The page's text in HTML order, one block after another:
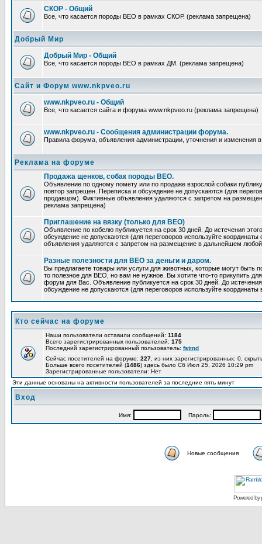
СКОР - Общий
Все, что касается породы ВЕО в рамках СКОР. (реклама запрещена)
Добрый Мир
Добрый Мир - Общий
Все, что касается породы ВЕО в рамках ДМ. (реклама запрещена)
Сайт и Форум www.nkpveo.ru
www.nkpveo.ru - Общий
Все, что касается сайта и форума www.nkpveo.ru (реклама запрещена)
www.nkpveo.ru - Сообщения администрации форума.
Правила форума, объявления администрации, уточнения и изменения
Реклама на форуме
Продажа щенков, собак породы ВЕО.
Объявление по одному помету или по продаже взрослой собаки
повтор запрещен. Переписка и обсуждение не допускаются (для
продавцом). Фиктивные объявления удаляются с запретом на
реклама запрещена)
Приглашение на вязку (только для ВЕО)
Объявление по кобелю публикуется на срок 30 дней. До истечения
обсуждение не допускаются (для переговоров используйте
объявления удаляются с запретом на размещение в дальнейшем
Разные полезности для ВЕО за деньги и даром.
Вы предлагаете товары или услуги для животных, которые могут
то полезное для ВЕО, но вам не нужное. Вы хотите что-то прикупить
форум для Вас. Объявление публикуется на срок 30 дней. До
обсуждение не допускаются (для переговоров используйте
Кто сейчас на форуме
Наши пользователи оставили сообщений: 1184
Всего зарегистрированных пользователей: 175
Последний зарегистрированный пользователь: fstmd
Сейчас посетителей на форуме: 227 , из них зарегистрированных: 0,
Больше всего посетителей (1486) здесь было Сб Июл 25, 2026 10:29 pm
Зарегистрированные пользователи: Нет
Эти данные основаны на активности пользователей за последние пять минут
Вход
Имя: Пароль:
Новые сообщения
Powered by